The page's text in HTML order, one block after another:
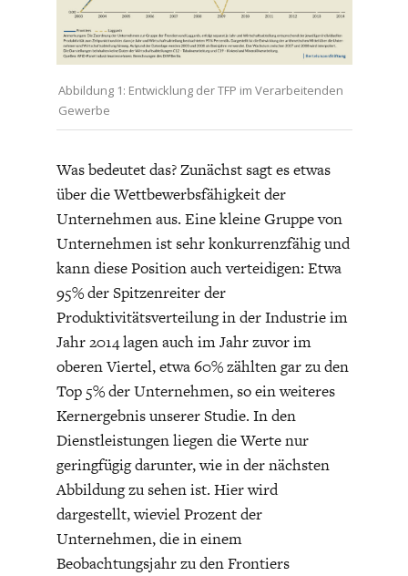
DEUTSCHLAND UND DIE
DIGITALISIERUNG
MAKROTHEK
Abbildung 1: Entwicklung der TFP im Verarbeitenden
Gewerbe
Was bedeutet das? Zunächst sagt es etwas
über die Wettbewerbsfähigkeit der
Unternehmen aus. Eine kleine Gruppe von
Unternehmen ist sehr konkurrenzfähig und
kann diese Position auch verteidigen: Etwa
95% der Spitzenreiter der
Produktivitätsverteilung in der Industrie im
Jahr 2014 lagen auch im Jahr zuvor im
oberen Viertel, etwa 60% zählten gar zu den
Top 5% der Unternehmen, so ein weiteres
Kernergebnis unserer Studie. In den
Dienstleistungen liegen die Werte nur
geringfügig darunter, wie in der nächsten
Abbildung zu sehen ist. Hier wird
dargestellt, wieviel Prozent der
Unternehmen, die in einem
Beobachtungsjahr zu den Frontiers